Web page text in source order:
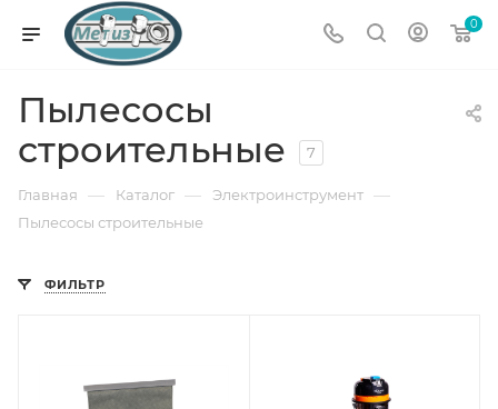
0
Пылесосы
строительные
7
Главная — Каталог — Электроинструмент —
Пылесосы строительные
ФИЛЬТР